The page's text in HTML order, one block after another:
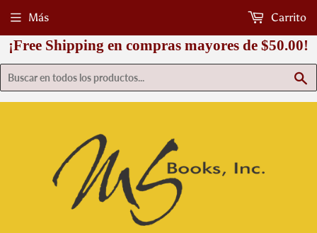
¡Free Shipping en compras mayores de $50.00!
Más Carrito